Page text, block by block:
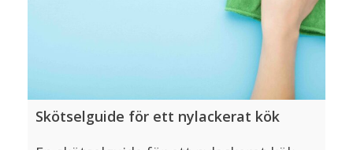
Skötselguide för ett nylackerat kök